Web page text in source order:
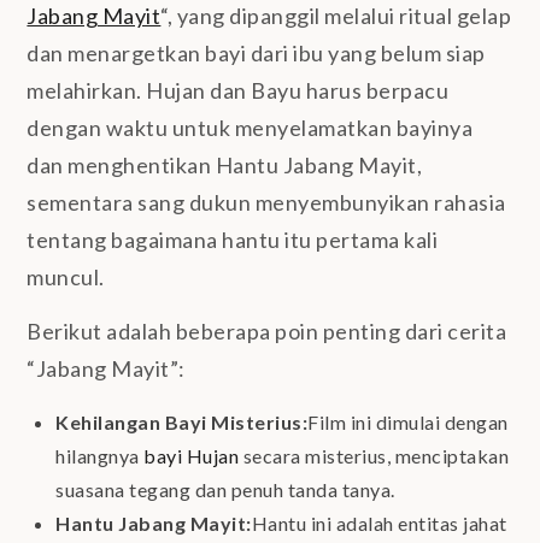
Jabang Mayit“, yang dipanggil melalui ritual gelap
dan menargetkan bayi dari ibu yang belum siap
melahirkan. Hujan dan Bayu harus berpacu
dengan waktu untuk menyelamatkan bayinya
dan menghentikan Hantu Jabang Mayit,
sementara sang dukun menyembunyikan rahasia
tentang bagaimana hantu itu pertama kali
muncul.
Berikut adalah beberapa poin penting dari cerita
“Jabang Mayit”:
Kehilangan Bayi Misterius:Film ini dimulai dengan
hilangnya bayi Hujan secara misterius, menciptakan
suasana tegang dan penuh tanda tanya.
Hantu Jabang Mayit:Hantu ini adalah entitas jahat